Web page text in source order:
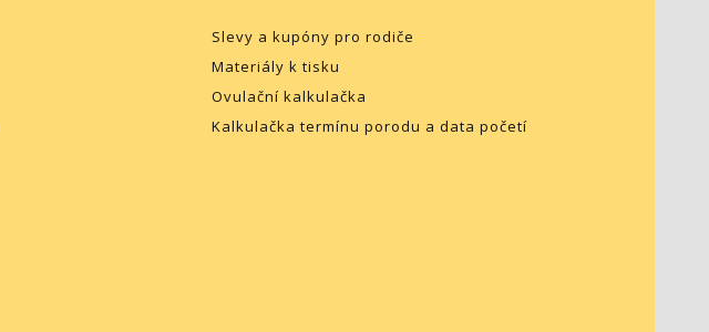
Slevy a kupóny pro rodiče
Materiály k tisku
Ovulační kalkulačka
Kalkulačka termínu porodu a data početí